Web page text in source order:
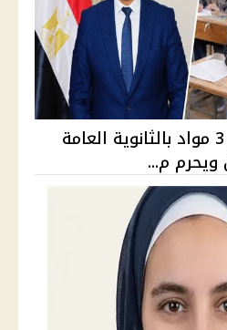
التعليم: الراسب في 3 مواد بالثانوية العامة
ويحرم م...